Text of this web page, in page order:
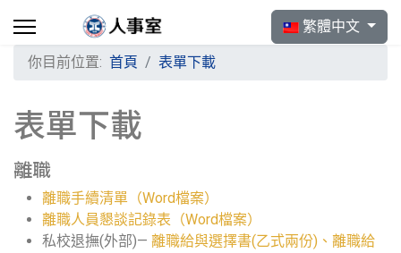
選擇你的語言
繁體中文
你目前位置: 首頁 表單下載
表單下載
離職
離職手續清單（Word檔案）
離職人員懇談記錄表（Word檔案）
私校退撫(外部)— 離職給與選擇書(乙式兩份)、離職給